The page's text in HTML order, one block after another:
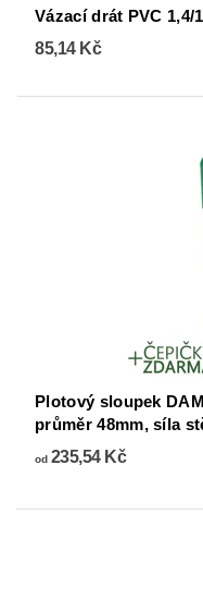
Vázací drát PVC 1,4/
85,14 Kč
Plotový sloupek
průměr 48mm, síla
od235,54 Kč